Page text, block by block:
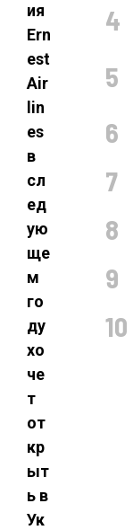
ия
Ern
est
Air
lin
es
в
сл
ед
ую
ще
м
го
ду
хо
че
т
от
кр
ыт
ь в
Ук